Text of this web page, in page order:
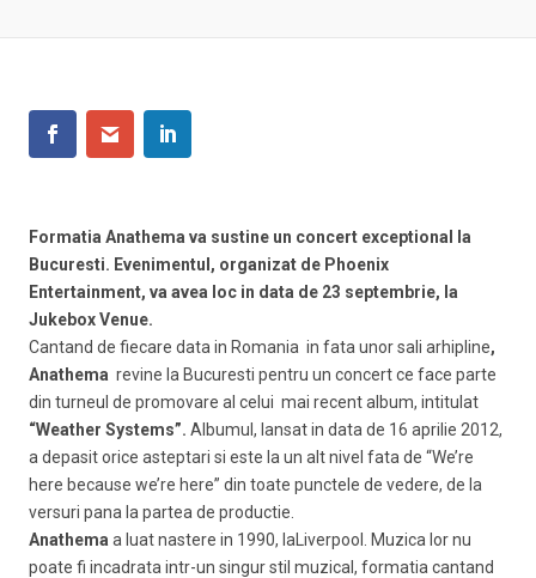
Formatia Anathema va sustine un concert exceptional la
Bucuresti. Evenimentul, organizat de Phoenix
Entertainment, va avea loc in data de 23 septembrie, la
Jukebox Venue.
Cantand de fiecare data in Romania in fata unor sali arhipline,
Anathema revine la Bucuresti pentru un concert ce face parte
din turneul de promovare al celui mai recent album, intitulat
“Weather Systems”. Albumul, lansat in data de 16 aprilie 2012,
a depasit orice asteptari si este la un alt nivel fata de “We’re
here because we’re here” din toate punctele de vedere, de la
versuri pana la partea de productie.
Anathema a luat nastere in 1990, laLiverpool. Muzica lor nu
poate fi incadrata intr-un singur stil muzical, formatia cantand